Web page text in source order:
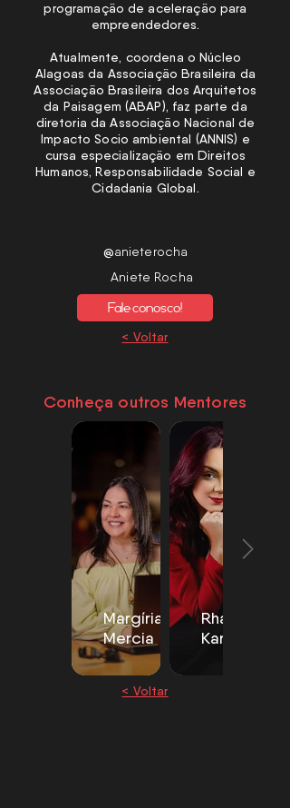
programação de aceleração para
empreendedores.
Atualmente, coordena o Núcleo
Alagoas da Associação Brasileira da
Associação Brasileira dos Arquitetos
da Paisagem (ABAP), faz parte da
diretoria da Associação Nacional de
Impacto Socio ambiental (ANNIS) e
cursa especialização em Direitos
Humanos, Responsabilidade Social e
Cidadania Global.
@anieterocha
Aniete Rocha
Fale conosco!
< Voltar
Conheça outros Mentores
Margíria
Mercia
Rhafaella
Karlla
< Voltar